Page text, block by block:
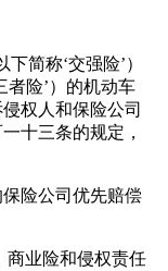
简称‘交强险’）
者险’）的机动车
权人和保险公司
十三条的规定，
险公司优先赔偿
商业险和侵权责任